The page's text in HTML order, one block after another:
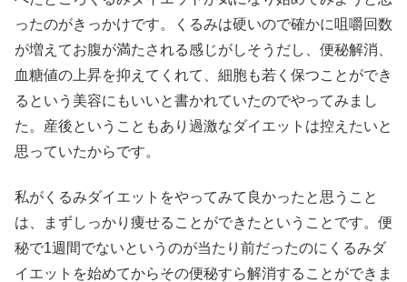
ったのがきっかけです。くるみは硬いので確かに咀嚼回数
が増えてお腹が満たされる感じがしそうだし、便秘解消、
血糖値の上昇を抑えてくれて、細胞も若く保つことができ
るという美容にもいいと書かれていたのでやってみまし
た。産後ということもあり過激なダイエットは控えたいと
思っていたからです。
私がくるみダイエットをやってみて良かったと思うこと
は、まずしっかり痩せることができたということです。便
秘で1週間でないというのが当たり前だったのにくるみダ
イエットを始めてからその便秘すら解消することができま